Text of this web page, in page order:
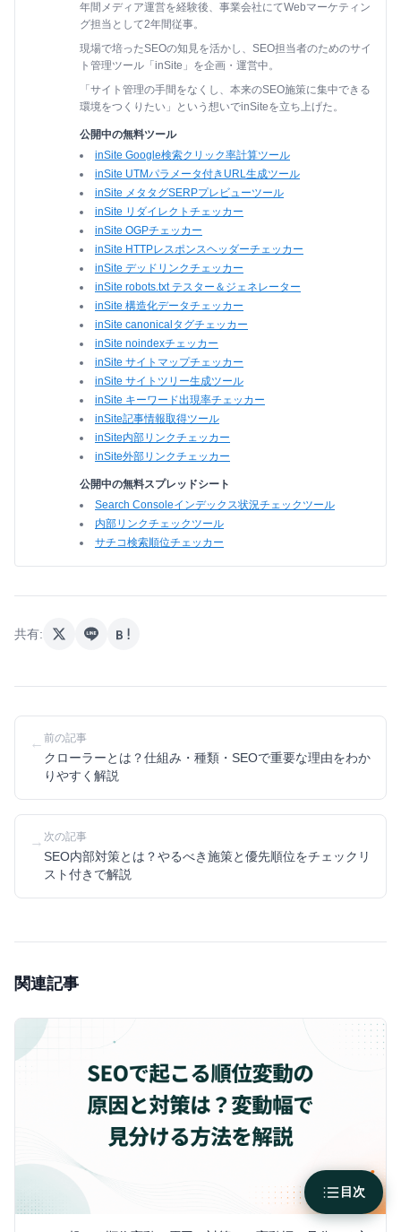
年間メディア運営を経験後、事業会社にてWebマーケティン
グ担当として2年間従事。
現場で培ったSEOの知見を活かし、SEO担当者のためのサイ
ト管理ツール「inSite」を企画・運営中。
「サイト管理の手間をなくし、本来のSEO施策に集中できる
環境をつくりたい」という想いでinSiteを立ち上げた。
公開中の無料ツール
inSite Google検索クリック率計算ツール
inSite UTMパラメータ付きURL生成ツール
inSite メタタグSERPプレビューツール
inSite リダイレクトチェッカー
inSite OGPチェッカー
inSite HTTPレスポンスヘッダーチェッカー
inSite デッドリンクチェッカー
inSite robots.txt テスター＆ジェネレーター
inSite 構造化データチェッカー
inSite canonicalタグチェッカー
inSite noindexチェッカー
inSite サイトマップチェッカー
inSite サイトツリー生成ツール
inSite キーワード出現率チェッカー
inSite記事情報取得ツール
inSite内部リンクチェッカー
inSite外部リンクチェッカー
公開中の無料スプレッドシート
Search Consoleインデックス状況チェックツール
内部リンクチェックツール
サチコ検索順位チェッカー
共有:
← 前の記事
クローラーとは？仕組み・種類・SEOで重要な理由をわか
りやすく解説
→ 次の記事
SEO内部対策とは？やるべき施策と優先順位をチェックリ
スト付きで解説
関連記事
目次